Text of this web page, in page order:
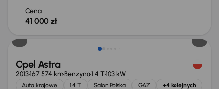
Cena
41 000 zł
Opel Astra
2013167 574 kmBenzyna1.4 T103 kW
Auta krajowe 1.4 T Salon Polska GAZ +4 kolejnych